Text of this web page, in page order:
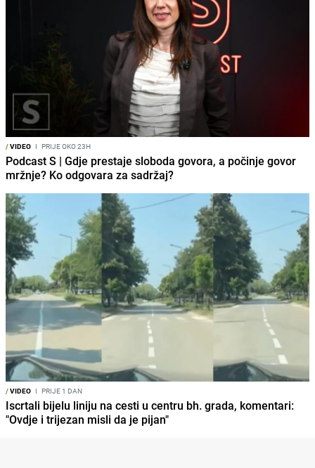
/VIDEO I PRIJE OKO 23H
Podcast S | Gdje prestaje sloboda govora, a počinje govor
mržnje? Ko odgovara za sadržaj?
/VIDEO I PRIJE 1 DAN
Iscrtali bijelu liniju na cesti u centru bh. grada, komentari:
"Ovdje i trijezan misli da je pijan"